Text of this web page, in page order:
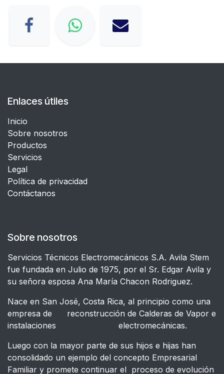
Enlaces útiles
Inicio
Sobre nosotros
Productos
Servicios
Legal
​Política de privacidad
Contáctanos
Sobre nosotros
Servicios Técnicos Electromecánicos S.A. Avila Stem
fue fundada en Julio de 1975, por el Sr. Edgar Avila y
su señora esposa Ana María Chacon Rodriguez.
Nace en San José, Costa Rica, al principio como una
empresa de reconstrucción de Calderas de Vapor e
instalaciones electromecánicas.
Luego con la mayor parte de sus hijos e hijas han
consolidado un ejemplo del concepto Empresarial
Familiar y promete continuar el proceso de evolución